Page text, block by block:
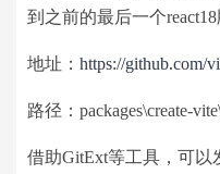
到之前的最后一个
地址： https://github.com/
路径：packages\create-
借助GitExt等工具，可以